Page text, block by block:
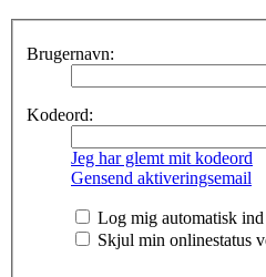
Brugernavn:
Kodeord:
Jeg har glemt mit kodeord
Gensend aktiveringsemail
Log mig automatisk
Skjul min onlinestatus